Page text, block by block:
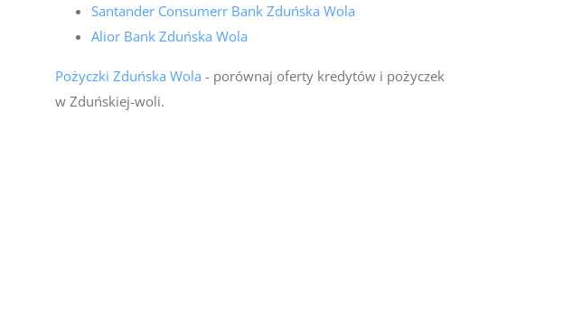
Santander Consumerr Bank Zduńska Wola
Alior Bank Zduńska Wola
Pożyczki Zduńska Wola - porównaj oferty kredytów i pożyczek
w Zduńskiej-woli.